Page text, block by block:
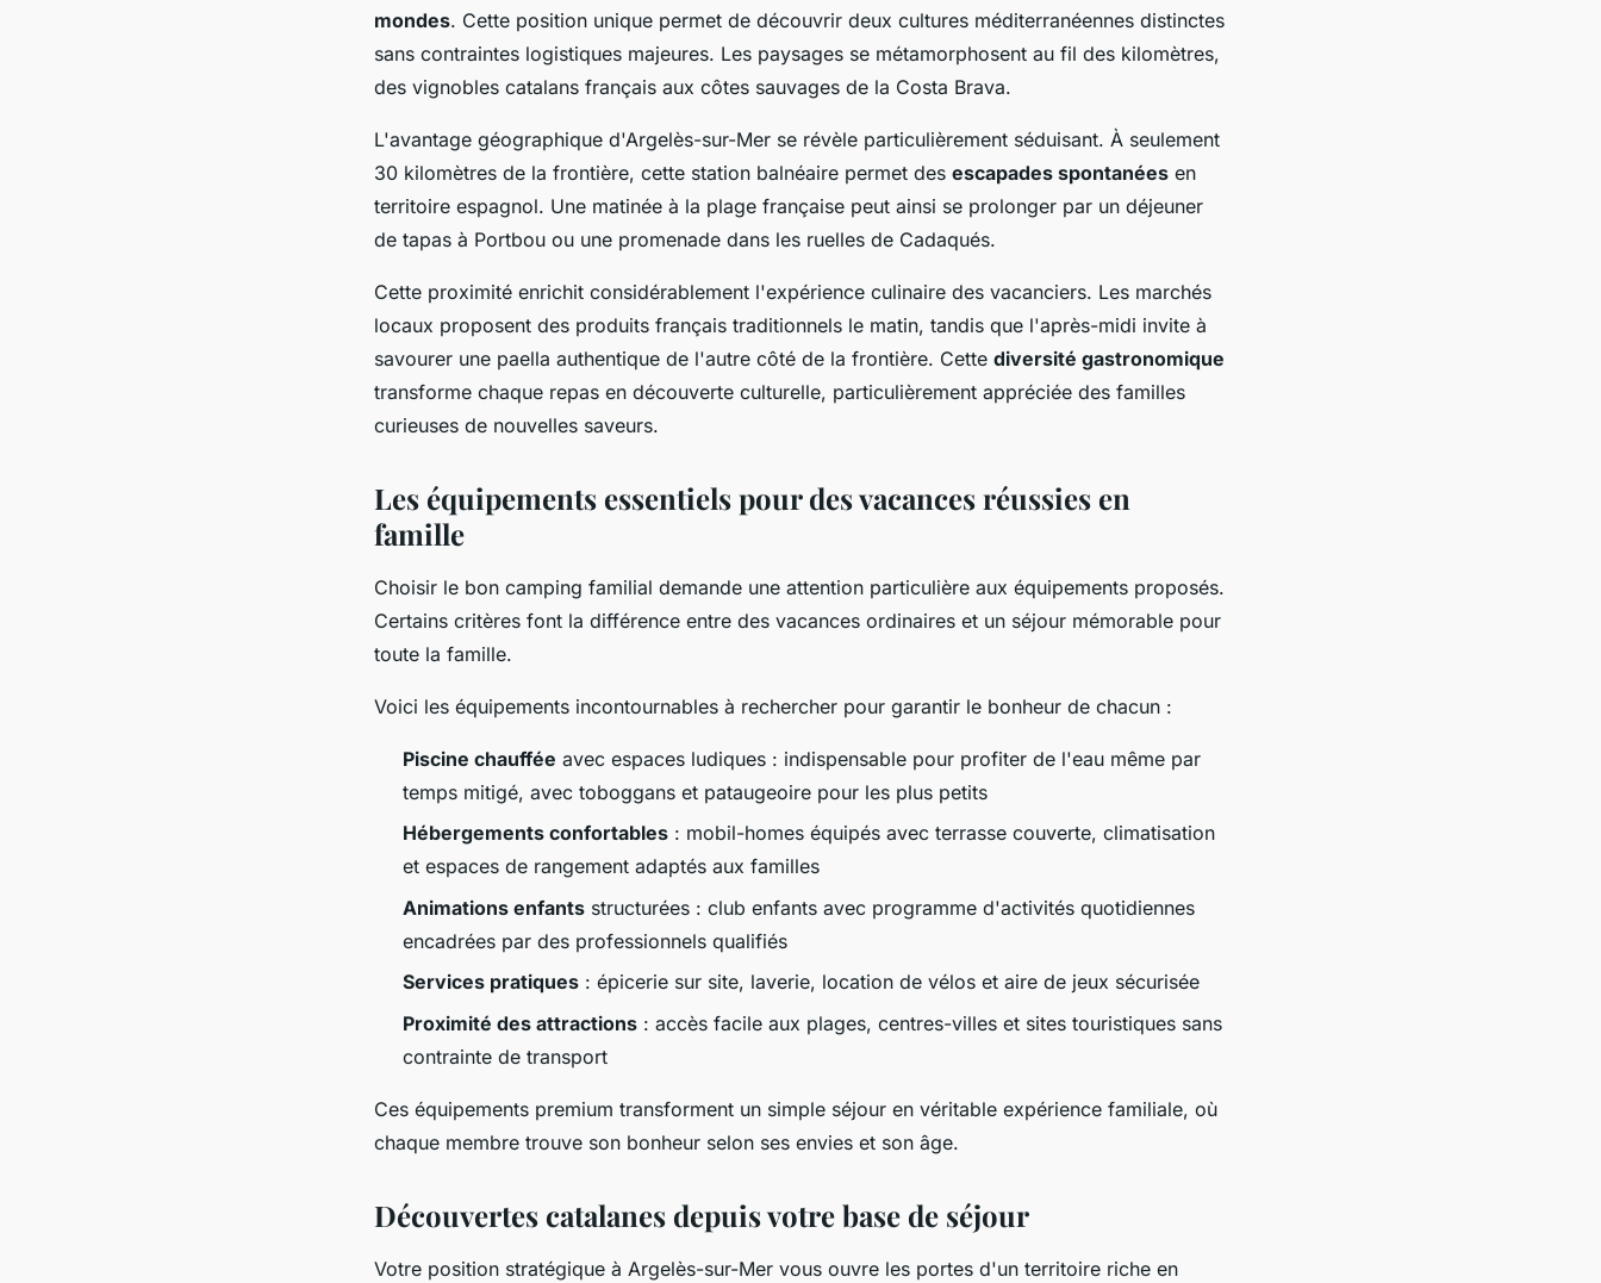
mondes. Cette position unique permet de découvrir deux cultures méditerranéennes distinctes
sans contraintes logistiques majeures. Les paysages se métamorphosent au fil des kilomètres,
des vignobles catalans français aux côtes sauvages de la Costa Brava.
L'avantage géographique d'Argelès-sur-Mer se révèle particulièrement séduisant. À seulement
30 kilomètres de la frontière, cette station balnéaire permet des escapades spontanées en
territoire espagnol. Une matinée à la plage française peut ainsi se prolonger par un déjeuner
de tapas à Portbou ou une promenade dans les ruelles de Cadaqués.
Cette proximité enrichit considérablement l'expérience culinaire des vacanciers. Les marchés
locaux proposent des produits français traditionnels le matin, tandis que l'après-midi invite à
savourer une paella authentique de l'autre côté de la frontière. Cette diversité gastronomique
transforme chaque repas en découverte culturelle, particulièrement appréciée des familles
curieuses de nouvelles saveurs.
Les équipements essentiels pour des vacances réussies en
famille
Choisir le bon camping familial demande une attention particulière aux équipements proposés.
Certains critères font la différence entre des vacances ordinaires et un séjour mémorable pour
toute la famille.
Voici les équipements incontournables à rechercher pour garantir le bonheur de chacun :
Piscine chauffée avec espaces ludiques : indispensable pour profiter de l'eau même par
temps mitigé, avec toboggans et pataugeoire pour les plus petits
Hébergements confortables : mobil-homes équipés avec terrasse couverte, climatisation
et espaces de rangement adaptés aux familles
Animations enfants structurées : club enfants avec programme d'activités quotidiennes
encadrées par des professionnels qualifiés
Services pratiques : épicerie sur site, laverie, location de vélos et aire de jeux sécurisée
Proximité des attractions : accès facile aux plages, centres-villes et sites touristiques sans
contrainte de transport
Ces équipements premium transforment un simple séjour en véritable expérience familiale, où
chaque membre trouve son bonheur selon ses envies et son âge.
Découvertes catalanes depuis votre base de séjour
Votre position stratégique à Argelès-sur-Mer vous ouvre les portes d'un territoire riche en